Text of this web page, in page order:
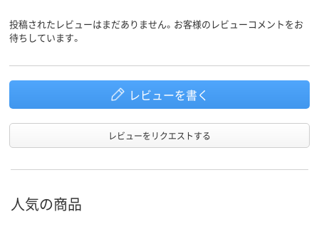
投稿されたレビューはまだありません。お客様のレビューコメントをお
待ちしています。
レビューを書く
レビューをリクエストする
人気の商品